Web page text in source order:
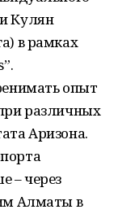
Кулян
в рамках
опыт
различных
Аризона.
– через
Алматы в